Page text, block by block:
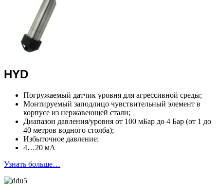
HYD
Погружаемый датчик уровня для агрессивной среды;
Монтируемый заподлицо чувствительный элемент в
корпусе из нержавеющей стали;
Диапазон давления/уровня от 100 мБар до 4 Бар (от 1 до
40 метров водного столба);
Избыточное давление;
4…20 мА
Узнать больше…